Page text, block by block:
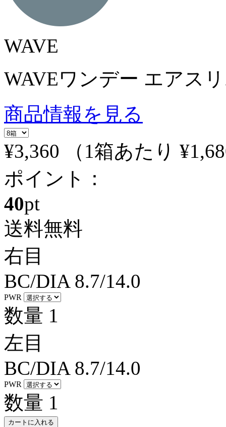
WAVE
WAVEワンデー エアス
商品情報を見る
¥3,360
（1箱あたり
ポイント：
40pt
送料無料
右目
BC/DIA 8.7/14.0
PWR
数量 1
左目
BC/DIA 8.7/14.0
PWR
数量 1
カートに入れる